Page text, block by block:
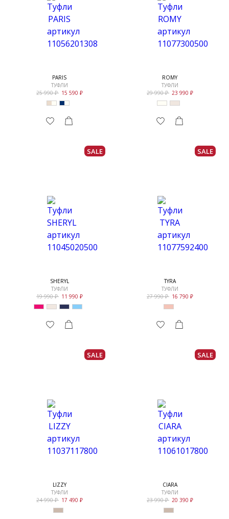
PARIS
ТУФЛИ
25 990
15 590
ROMY
ТУФЛИ
29 990
23 990
SALE
SHERYL
ТУФЛИ
19 990
11 990
SALE
TYRA
ТУФЛИ
27 990
16 790
SALE
LIZZY
ТУФЛИ
24 990
17 490
SALE
CIARA
ТУФЛИ
23 990
20 390